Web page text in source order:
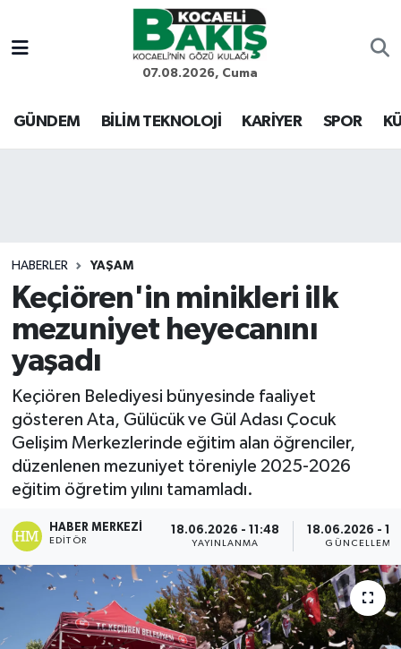
07.08.2026, Cuma
GÜNDEM BİLİM TEKNOLOJİ KARİYER SPOR
HABERLER YAŞAM
Keçiören'in minikleri ilk
mezuniyet heyecanını
yaşadı
Keçiören Belediyesi bünyesinde faaliyet
gösteren Ata, Gülücük ve Gül Adası Çocuk
Gelişim Merkezlerinde eğitim alan öğrenciler,
düzenlenen mezuniyet töreniyle 2025-2026
eğitim öğretim yılını tamamladı.
HABER MERKEZI
EDITÖR
18.06.2026 - 11:48
YAYINLANMA
18.06.2026 -
GÜNCELLEME
Kocaeli Nöbetçi Eczaneler
Kocaeli Hava Durumu
Son Dakika Haberleri
Haber Arşivi